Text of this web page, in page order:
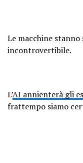
Le macchine
incontrovertibile.
L’AI annienterà gli
frattempo siamo